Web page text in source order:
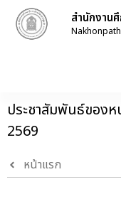
สำนักงาน
ประชาสัมพันธ์ของ
2569
หน้าแรก